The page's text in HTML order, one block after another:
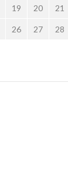
19 20 21
26 27 28